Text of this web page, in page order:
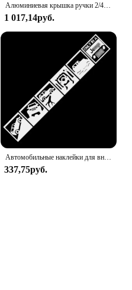
Алюминиевая крышка ручки 2/4 двери для Jeep Wrangler JK 2007–2016 гг., аксессуары для передних и задних дверей, ручки декоративной ручки
1 017,14руб.
Автомобильные наклейки для внедорожника, украшение для компаса Patrio Wrangler Cherokee, ветровое стекло, багажник, бампер, двери, виниловые H20
337,75руб.